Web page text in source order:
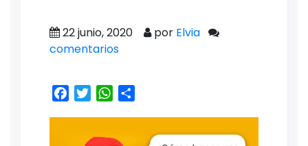
22 junio, 2020 por Elvia
comentarios
Facebook
TwitterWhatsApp